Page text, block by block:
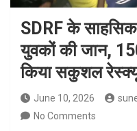
SDRF के साहसिक
युवकों की जान,
किया सकुशल
June 10, 2026
No Comments